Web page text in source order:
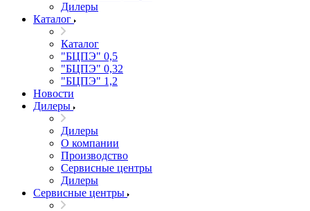
Дилеры
Каталог
Каталог
"БЦПЭ" 0,5
"БЦПЭ" 0,32
"БЦПЭ" 1,2
Новости
Дилеры
Дилеры
О компании
Производство
Сервисные центры
Дилеры
Сервисные центры